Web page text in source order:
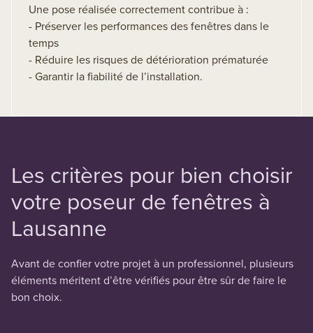
Une pose réalisée correctement contribue à :
- Préserver les performances des fenêtres dans le
temps
- Réduire les risques de détérioration prématurée
- Garantir la fiabilité de l’installation.
Les critères pour bien choisir
votre poseur de fenêtres à
Lausanne
Avant de confier votre projet à un professionnel, plusieurs
éléments méritent d’être vérifiés pour être sûr de faire le
bon choix.